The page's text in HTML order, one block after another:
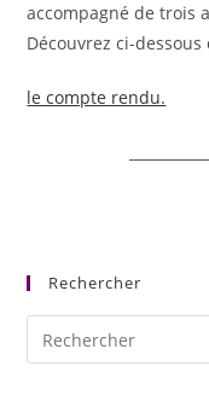
accompagné de trois
Découvrez ci-
le compte rendu.
Rechercher